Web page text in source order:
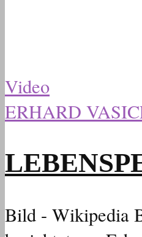
Video
ERHARD
Bild - Wikipedia